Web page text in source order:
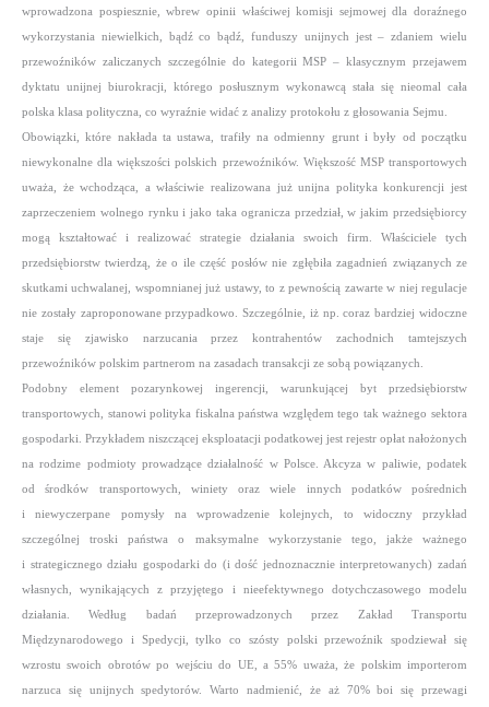
wprowadzona pospiesznie, wbrew opinii właściwej komisji sejmowej dla doraźnego
wykorzystania niewielkich, bądź co bądź, funduszy unijnych jest –zdaniem wielu
przewoźników zaliczanych szczególnie do kategorii MSP –klasycznym przejawem
dyktatu unijnej biurokracji, którego posłusznym wykonawcą stała się nieomal cała
polska klasa polityczna, co wyraźnie widać z analizy protokołu z głosowania Sejmu.
Obowiązki, które nakłada ta ustawa, trafiły na odmienny grunt i były od początku
niewykonalne dla większości polskich przewoźników. Większość MSP transportowych
uważa, że wchodząca, a właściwie realizowana już unijna polityka konkurencji jest
zaprzeczeniem wolnego rynku i jako taka ogranicza przedział, w jakim przedsiębiorcy
mogą kształtować i realizować strategie działania swoich firm. Właściciele tych
przedsiębiorstw twierdzą, że o ile część posłów nie zgłębiła zagadnień związanych ze
skutkami uchwalanej, wspomnianej już ustawy, to z pewnością zawarte w niej regulacje
nie zostały zaproponowane przypadkowo. Szczególnie, iż np. coraz bardziej widoczne
staje się zjawisko narzucania przez kontrahentów zachodnich tamtejszych
przewoźników polskim partnerom na zasadach transakcji ze sobą powiązanych.
Podobny element pozarynkowej ingerencji, warunkującej byt przedsiębiorstw
transportowych, stanowi polityka fiskalna państwa względem tego tak ważnego sektora
gospodarki. Przykładem niszczącej eksploatacji podatkowej jest rejestr opłat nałożonych
na rodzime podmioty prowadzące działalność w Polsce. Akcyza w paliwie, podatek
od środków transportowych, winiety oraz wiele innych podatków pośrednich
i niewyczerpane pomysły na wprowadzenie kolejnych, to widoczny przykład
szczególnej troski państwa o maksymalne wykorzystanie tego, jakże ważnego
i strategicznego działu gospodarki do (i dość jednoznacznie interpretowanych) zadań
własnych, wynikających z przyjętego i nieefektywnego dotychczasowego modelu
działania. Według badań przeprowadzonych przez Zakład Transportu
Międzynarodowego i Spedycji, tylko co szósty polski przewoźnik spodziewał się
wzrostu swoich obrotów po wejściu do UE, a 55% uważa, że polskim importerom
narzuca się unijnych spedytorów. Warto nadmienić, że aż 70% boi się przewagi